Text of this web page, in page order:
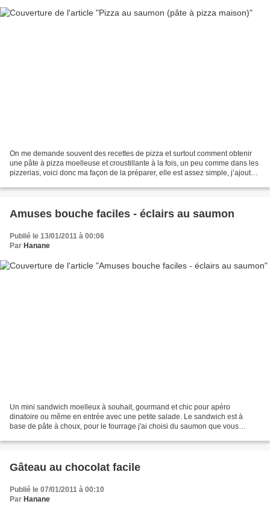
On me demande souvent des recettes de pizza et surtout comment obtenir
une pâte à pizza moelleuse et croustillante à la fois, un peu comme dans les
pizzerias, voici donc ma façon de la préparer, elle est assez simple, j’ajoute
Amuses bouche faciles - éclairs au saumon
Publié le 13/01/2011 à 00:06
Par Hanane
Un mini sandwich moelleux à souhait, gourmand et chic pour apéro
dinatoire ou même en entrée avec une petite salade. Le sandwich est à
base de pâte à choux, pour le fourrage j'ai choisi du saumon que vous
Gâteau au chocolat facile
Publié le 07/01/2011 à 00:10
Par Hanane